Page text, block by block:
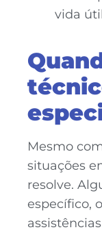
vida
Mesmo
situações
resolve.
específico,